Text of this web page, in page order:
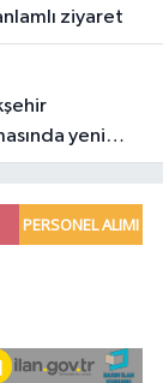
ziyaret
yeni